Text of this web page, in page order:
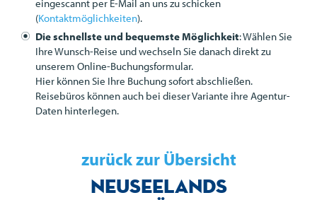
eingescannt per E-Mail an uns zu schicken
(Kontaktmöglichkeiten).
Die schnellste und bequemste Möglichkeit: Wählen Sie
Ihre Wunsch-Reise und wechseln Sie danach direkt zu
unserem Online-Buchungsformular.
Hier können Sie Ihre Buchung sofort abschließen.
Reisebüros können auch bei dieser Variante ihre Agentur-
Daten hinterlegen.
zurück zur Übersicht
Neuseelands